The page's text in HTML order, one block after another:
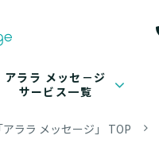
アララ メッセ－ジ
サービス一覧
ララ メッセージ」 TOP